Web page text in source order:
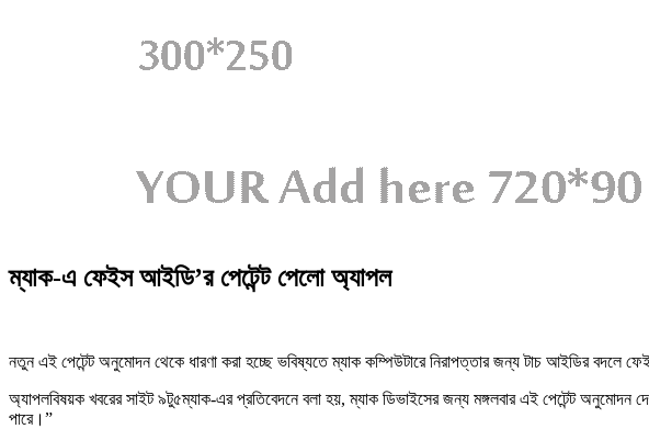
ম্যাক-এ ফেইস আইডি’র পেটেন্ট পেলো অ্যাপল
নতুন এই পেটেন্ট অনুমোদন থেকে ধারণা করা হচ্ছে ভবিষ্যতে ম্যাক কম্পিউটারে নিরাপত্তার জন্য টাচ আইডির
অ্যাপলবিষয়ক খবরের সাইট ৯টু৫ম্যাক-এর প্রতিবেদনে বলা হয়, ম্যাক ডিভাইসের জন্য মঙ্গলবার এই পেটেন্ট অনুমোদন
পারে।”